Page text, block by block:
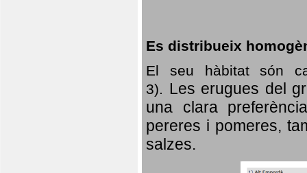
Es distribueix
El seu hàbitat són
3). Les erugues del
una clara
pereres i pomeres,
salzes.